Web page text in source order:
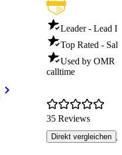
Leader - Lead
Top Rated -
Used by OMR -
calltime
35 Reviews
Direkt vergleichen